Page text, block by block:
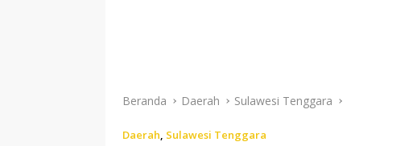
Beranda Daerah Sulawesi Tenggara
Daerah Sulawesi Tenggara